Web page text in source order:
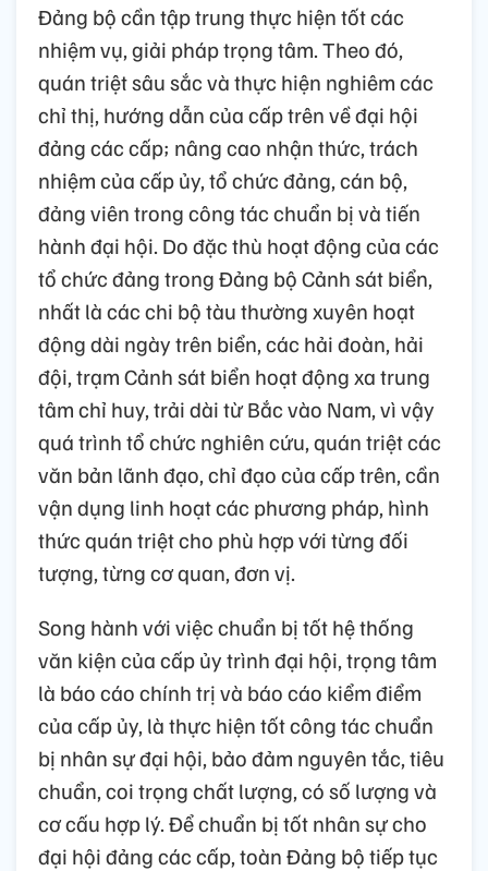
Đảng bộ cần tập trung thực hiện tốt các
nhiệm vụ, giải pháp trọng tâm. Theo đó,
quán triệt sâu sắc và thực hiện nghiêm các
chỉ thị, hướng dẫn của cấp trên về đại hội
đảng các cấp; nâng cao nhận thức, trách
nhiệm của cấp ủy, tổ chức đảng, cán bộ,
đảng viên trong công tác chuẩn bị và tiến
hành đại hội. Do đặc thù hoạt động của các
tổ chức đảng trong Đảng bộ Cảnh sát biển,
nhất là các chi bộ tàu thường xuyên hoạt
động dài ngày trên biển, các hải đoàn, hải
đội, trạm Cảnh sát biển hoạt động xa trung
tâm chỉ huy, trải dài từ Bắc vào Nam, vì vậy
quá trình tổ chức nghiên cứu, quán triệt các
văn bản lãnh đạo, chỉ đạo của cấp trên, cần
vận dụng linh hoạt các phương pháp, hình
thức quán triệt cho phù hợp với từng đối
tượng, từng cơ quan, đơn vị.
Song hành với việc chuẩn bị tốt hệ thống
văn kiện của cấp ủy trình đại hội, trọng tâm
là báo cáo chính trị và báo cáo kiểm điểm
của cấp ủy, là thực hiện tốt công tác chuẩn
bị nhân sự đại hội, bảo đảm nguyên tắc, tiêu
chuẩn, coi trọng chất lượng, có số lượng và
cơ cấu hợp lý. Để chuẩn bị tốt nhân sự cho
đại hội đảng các cấp, toàn Đảng bộ tiếp tục